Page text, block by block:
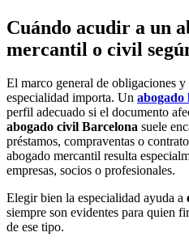
Cuándo acudir a un
mercantil o civil
El marco general de obligaciones
especialidad importa. Un abogado
perfil adecuado si el documento
abogado civil Barcelona suele
préstamos, compraventas o
abogado mercantil resulta
empresas, socios o profesionales.
Elegir bien la especialidad ayuda a
siempre son evidentes para quien
de ese tipo.